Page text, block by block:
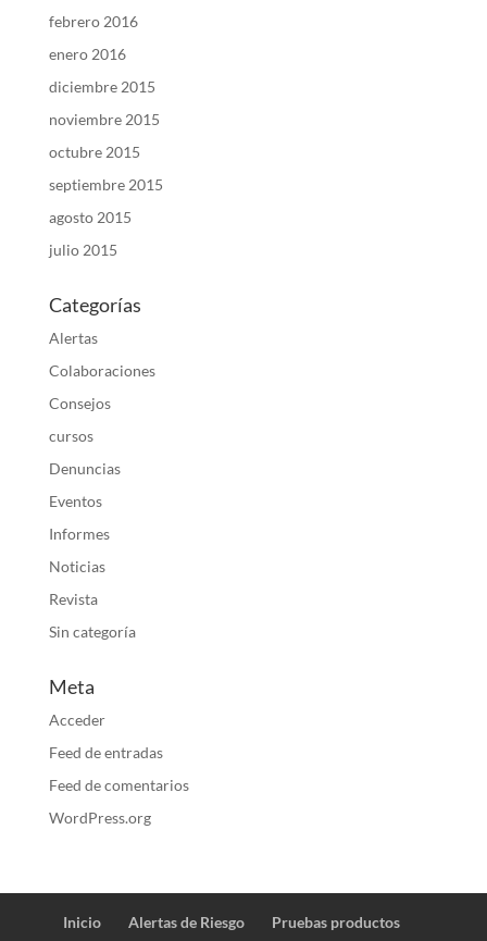
febrero 2016
enero 2016
diciembre 2015
noviembre 2015
octubre 2015
septiembre 2015
agosto 2015
julio 2015
Categorías
Alertas
Colaboraciones
Consejos
cursos
Denuncias
Eventos
Informes
Noticias
Revista
Sin categoría
Meta
Acceder
Feed de entradas
Feed de comentarios
WordPress.org
Inicio Alertas de Riesgo
Pruebas productos